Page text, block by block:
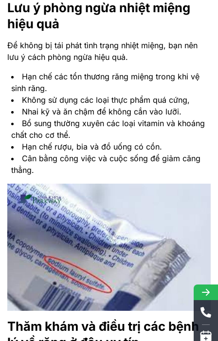
Cân bằng công việc và cuộc sống để giảm căng
thẳng.
Thăm khám và điều trị các bệnh
lý về răng ở đâu uy tín
Để nhanh chóng phát hiện các vấn đề liên quan đến
răng miệng và tìm ra phương pháp điều trị phù hợp
nhất, bạn nên tới Nha khoa Parkway để các bác sĩ
thăm khám và tư vấn tận tình. Nha khoa Parkway là
đơn vị nha khoa mới góp mặt trên thị trường nhưng đã
nhanh chóng chiếm lĩnh được thị phần. Thế mạnh của
Nha khoa Parkway là dịch vụ niềng răng thẩm mỹ. Bên
cạnh đó, nha khoa còn cung cấp các dịch vụ thăm
khám và chăm sóc răng miệng khác.
Toàn bộ đội ngũ bác sĩ tại Nha khoa Parkway đều sở
hữu tay nghề cao với chuyên môn được đào tạo tại các